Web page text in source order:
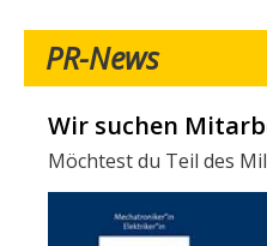
PR-News
Wir suchen
Möchtest du Teil des
Verschiedene
Folgende Tests stehen